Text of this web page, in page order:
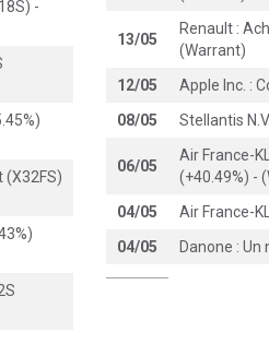
-
(X32FS)
13/05
Renault :
(Warrant)
12/05
Apple Inc. :
08/05
Stellantis
06/05
Air France-
(+40.49%) -
04/05
Air France-
04/05
Danone :